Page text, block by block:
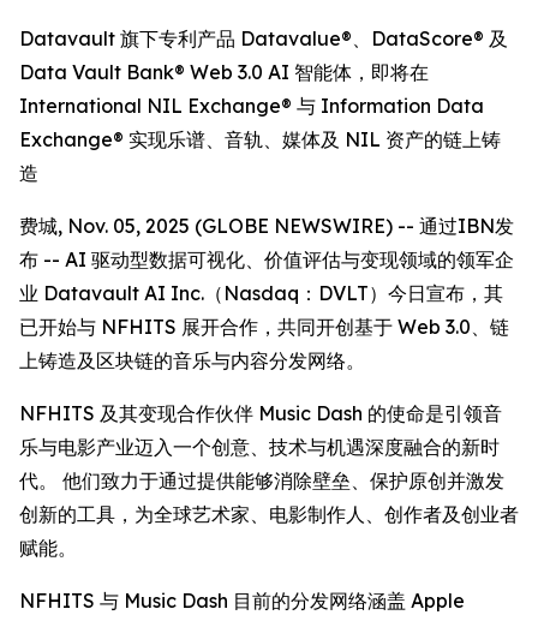
Datavault 旗下专利产品 Datavalue®、DataScore® 及
Data Vault Bank® Web 3.0 AI 智能体，即将在
International NIL Exchange® 与 Information Data
Exchange® 实现乐谱、音轨、媒体及 NIL 资产的链上铸
造
费城, Nov. 05, 2025 (GLOBE NEWSWIRE) -- 通过IBN发
布 -- AI 驱动型数据可视化、价值评估与变现领域的领军企
业 Datavault AI Inc.（Nasdaq：DVLT）今日宣布，其
已开始与 NFHITS 展开合作，共同开创基于 Web 3.0、链
上铸造及区块链的音乐与内容分发网络。
NFHITS 及其变现合作伙伴 Music Dash 的使命是引领音
乐与电影产业迈入一个创意、技术与机遇深度融合的新时
代。 他们致力于通过提供能够消除壁垒、保护原创并激发
创新的工具，为全球艺术家、电影制作人、创作者及创业者
赋能。
NFHITS 与 Music Dash 目前的分发网络涵盖 Apple